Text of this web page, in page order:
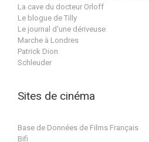
La cave du docteur Orloff
Le blogue de Tilly
Le journal d'une dériveuse
Marche à Londres
Patrick Dion
Schleuder
Sites de cinéma
Base de Données de Films Français
Bifi